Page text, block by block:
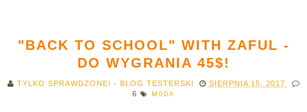
"BACK TO SCHOOL" WITH ZAFUL -
DO WYGRANIA 45$!
TYLKO SPRAWDZONE! - BLOG TESTERSKI
SIERPNIA 15, 2017
6
MODA